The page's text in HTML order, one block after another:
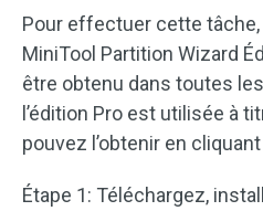
Pour effectuer cette
MiniTool Partition Wizard
être obtenu dans toutes
l’édition Pro est utilisée à
pouvez l’obtenir en
Étape 1: Téléchargez,